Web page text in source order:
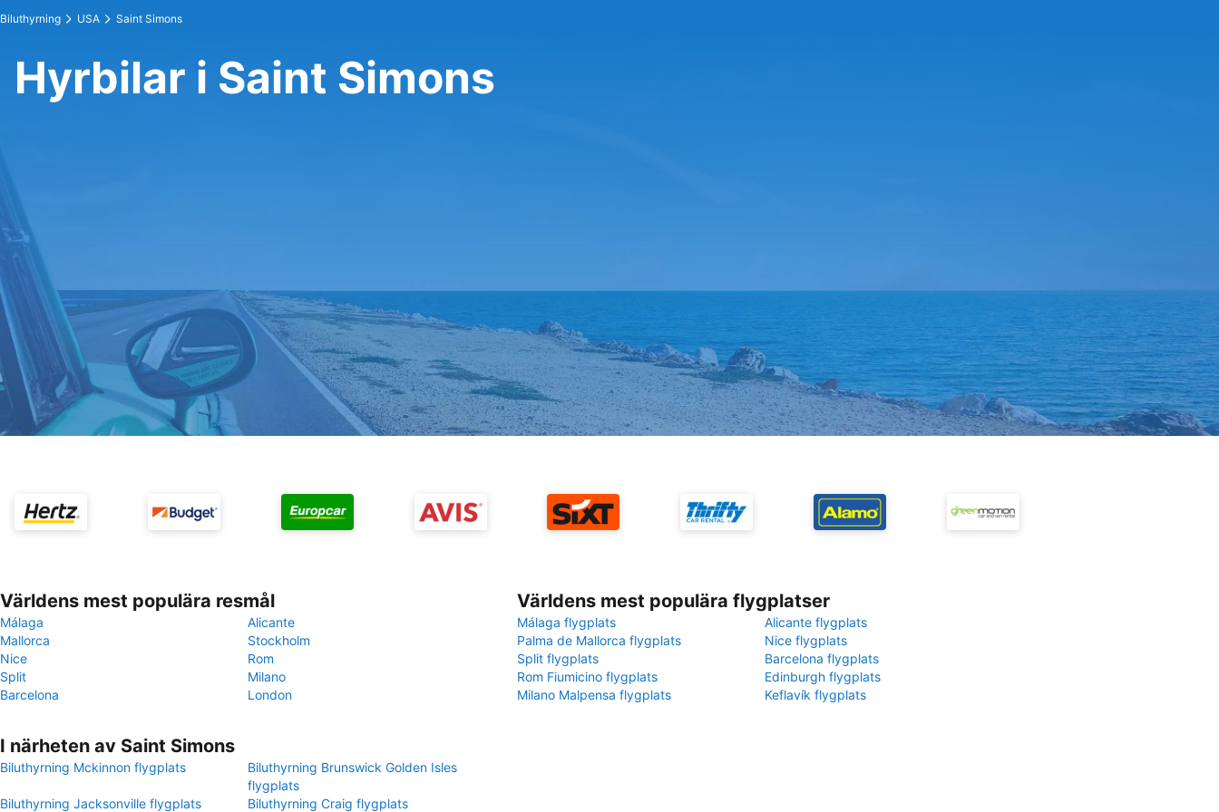
Biluthyrning USA Saint Simons
Hyrbilar i Saint Simons
Världens mest populära resmål
Málaga
Alicante
Mallorca
Stockholm
Nice
Rom
Split
Milano
Barcelona
London
Världens mest populära flygplatser
Málaga flygplats
Alicante flygplats
Palma de Mallorca flygplats
Nice flygplats
Split flygplats
Barcelona flygplats
Rom Fiumicino flygplats
Edinburgh flygplats
Milano Malpensa flygplats
Keflavík flygplats
I närheten av Saint Simons
Biluthyrning Mckinnon flygplats
Biluthyrning Brunswick Golden Isles
flygplats
Biluthyrning Jacksonville flygplats
Biluthyrning Craig flygplats